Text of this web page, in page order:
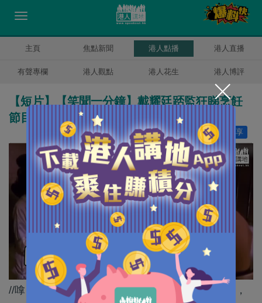
主頁 焦點新聞 港人點播 港人直播
有聲專欄 港人觀點 港人花生 港人博評
【短片】【笑聞一分鐘】戴耀廷踎監狂睇烹飪
節目、扮完健身達人想變「廚神」？
分享
讚好 13
//嗱，睇嚟戴耀廷係好期盼早啲出去同屋企人團聚，